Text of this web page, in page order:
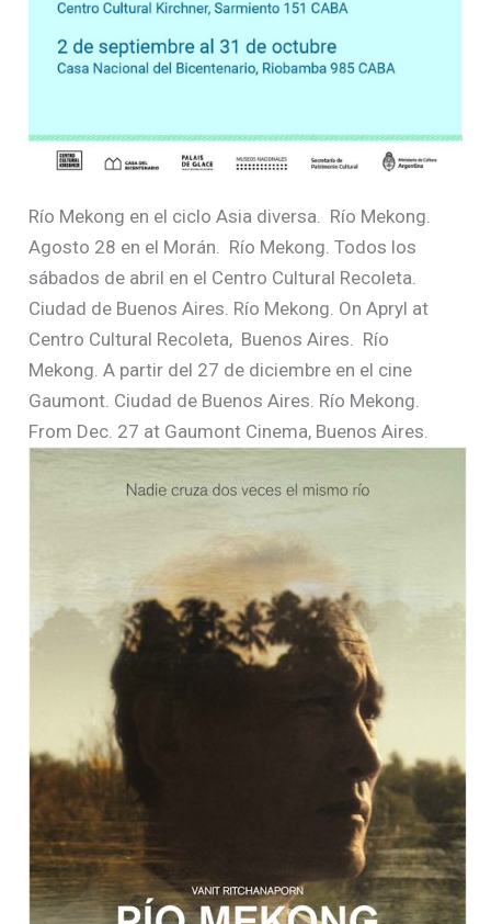
Río Mekong en el ciclo Asia diversa. Río Mekong.
Agosto 28 en el Morán. Río Mekong. Todos los
sábados de abril en el Centro Cultural Recoleta.
Ciudad de Buenos Aires. Río Mekong. On Apryl at
Centro Cultural Recoleta, Buenos Aires. Río
Mekong. A partir del 27 de diciembre en el cine
Gaumont. Ciudad de Buenos Aires. Río Mekong.
From Dec. 27 at Gaumont Cinema, Buenos Aires.